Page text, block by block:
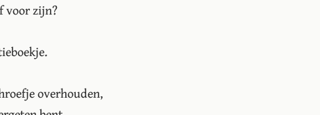
voor zijn?
overhouden,